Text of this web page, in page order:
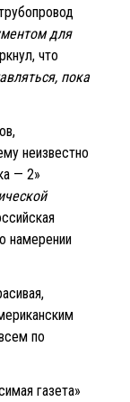
для
что
пока
неизвестно
— 2»
намерении
по
газета»